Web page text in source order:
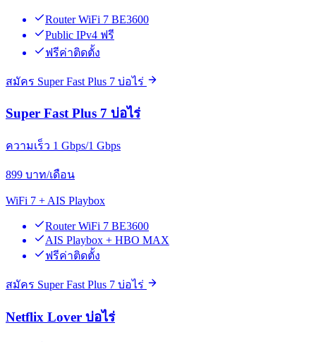
Router WiFi 7 BE3600
Public IPv4 ฟรี
ฟรีค่าติดตั้ง
สมัคร Super Fast Plus 7 บ่อไร่
Super Fast Plus 7 บ่อไร่
ความเร็ว 1 Gbps/1 Gbps
899 บาท/เดือน
WiFi 7 + AIS Playbox
Router WiFi 7 BE3600
AIS Playbox + HBO MAX
ฟรีค่าติดตั้ง
สมัคร Super Fast Plus 7 บ่อไร่
Netflix Lover บ่อไร่